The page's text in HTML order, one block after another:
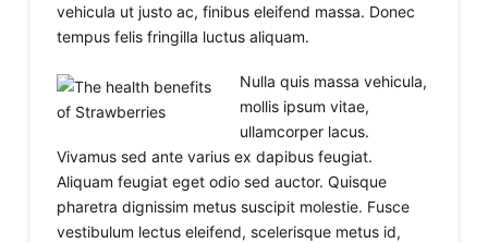
vehicula ut justo ac, finibus eleifend massa. Donec
tempus felis fringilla luctus aliquam.
Nulla quis massa vehicula,
mollis ipsum vitae,
ullamcorper lacus.
Vivamus sed ante varius ex dapibus feugiat.
Aliquam feugiat eget odio sed auctor. Quisque
pharetra dignissim metus suscipit molestie. Fusce
vestibulum lectus eleifend, scelerisque metus id,